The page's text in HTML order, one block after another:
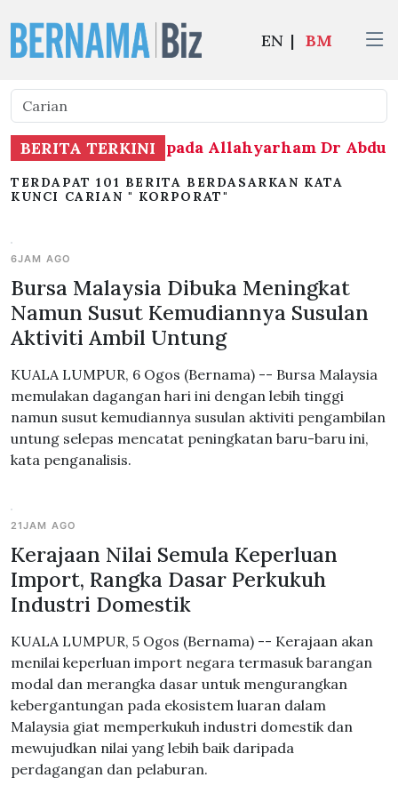
EN | BM
BERITA TERKINI
ke-16 kepada Allahyarham Dr Abdul
TERDAPAT 101 BERITA BERDASARKAN KATA
KUNCI CARIAN " KORPORAT"
6JAM AGO
Bursa Malaysia Dibuka Meningkat
Namun Susut Kemudiannya Susulan
Aktiviti Ambil Untung
KUALA LUMPUR, 6 Ogos (Bernama) -- Bursa Malaysia
memulakan dagangan hari ini dengan lebih tinggi
namun susut kemudiannya susulan aktiviti pengambilan
untung selepas mencatat peningkatan baru-baru ini,
kata penganalisis.
21JAM AGO
Kerajaan Nilai Semula Keperluan
Import, Rangka Dasar Perkukuh
Industri Domestik
KUALA LUMPUR, 5 Ogos (Bernama) -- Kerajaan akan
menilai keperluan import negara termasuk barangan
modal dan merangka dasar untuk mengurangkan
kebergantungan pada ekosistem luaran dalam
Malaysia giat memperkukuh industri domestik dan
mewujudkan nilai yang lebih baik daripada
perdagangan dan pelaburan.